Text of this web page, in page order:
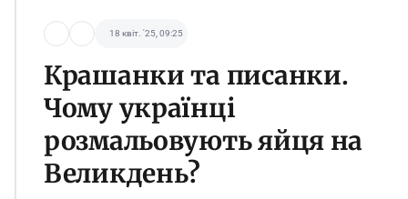
18 квіт. '25, 09:25
Крашанки та писанки.
Чому українці
розмальовують яйця на
Великдень?